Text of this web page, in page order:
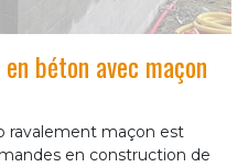
béton avec maçon
ravalement maçon est
en construction de